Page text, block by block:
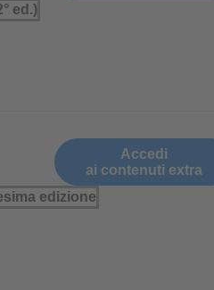
Accedi
ai contenuti extra